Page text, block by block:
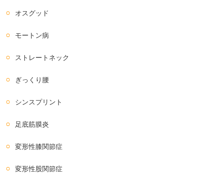
オスグッド
モートン病
ストレートネック
ぎっくり腰
シンスプリント
足底筋膜炎
変形性膝関節症
変形性股関節症